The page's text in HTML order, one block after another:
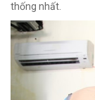
thống nhất.